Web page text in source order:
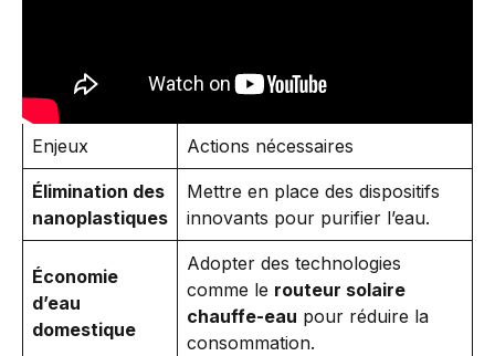
Enjeux Actions nécessaires
Élimination des
nanoplastiques
Mettre en place des dispositifs
innovants pour purifier l’eau.
Économie
d’eau
domestique
Adopter des technologies
comme le routeur solaire
chauffe-eau pour réduire la
consommation.